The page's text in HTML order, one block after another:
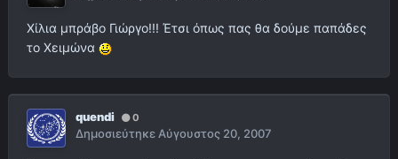
Χίλια μπράβο Γιώργο!!! Έτσι όπως πας θα δούμε παπάδες
το Χειμώνα
quendi 0
ΔημοσιεύτηκεΑύγουστος 20, 2007